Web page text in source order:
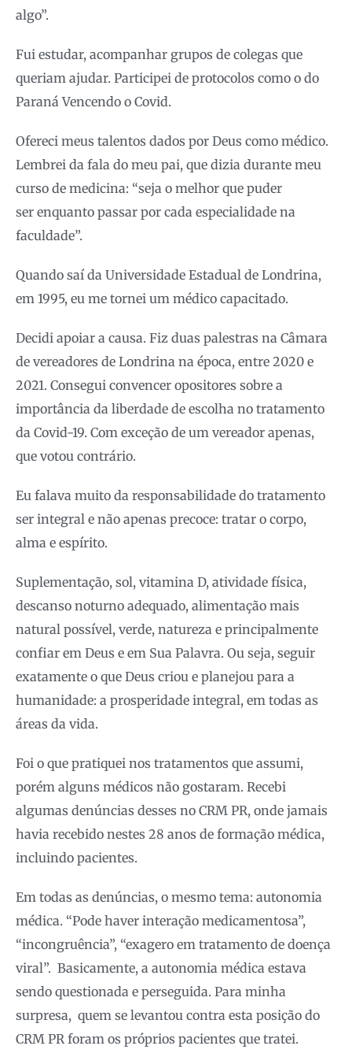
algo”.
Fui estudar, acompanhar grupos de colegas que
queriam ajudar. Participei de protocolos como o do
Paraná Vencendo o Covid.
Ofereci meus talentos dados por Deus como médico.
Lembrei da fala do meu pai, que dizia durante meu
curso de medicina: “seja o melhor que puder
ser enquanto passar por cada especialidade na
faculdade”.
Quando saí da Universidade Estadual de Londrina,
em 1995, eu me tornei um médico capacitado.
Decidi apoiar a causa. Fiz duas palestras na Câmara
de vereadores de Londrina na época, entre 2020 e
2021. Consegui convencer opositores sobre a
importância da liberdade de escolha no tratamento
da Covid-19. Com exceção de um vereador apenas,
que votou contrário.
Eu falava muito da responsabilidade do tratamento
ser integral e não apenas precoce: tratar o corpo,
alma e espírito.
Suplementação, sol, vitamina D, atividade física,
descanso noturno adequado, alimentação mais
natural possível, verde, natureza e principalmente
confiar em Deus e em Sua Palavra. Ou seja, seguir
exatamente o que Deus criou e planejou para a
humanidade: a prosperidade integral, em todas as
áreas da vida.
Foi o que pratiquei nos tratamentos que assumi,
porém alguns médicos não gostaram. Recebi
algumas denúncias desses no CRM PR, onde jamais
havia recebido nestes 28 anos de formação médica,
incluindo pacientes.
Em todas as denúncias, o mesmo tema: autonomia
médica. “Pode haver interação medicamentosa”,
“incongruência”, “exagero em tratamento de doença
viral”. Basicamente, a autonomia médica estava
sendo questionada e perseguida. Para minha
surpresa, quem se levantou contra esta posição do
CRM PR foram os próprios pacientes que tratei.